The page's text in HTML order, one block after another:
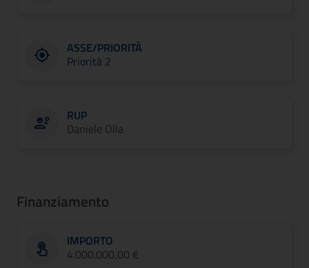
ASSE/PRIORITÀ
Priorità 2
RUP
Daniele Olla
Finanziamento
IMPORTO
4.000.000,00 €